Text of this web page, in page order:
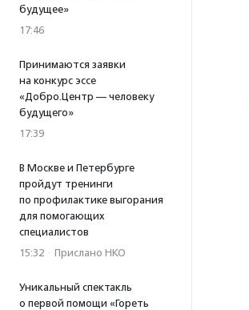
будущее»
17:46
Принимаются заявки
на конкурс эссе
«Добро.Центр — человеку
будущего»
17:39
В Москве и Петербурге
пройдут тренинги
по профилактике выгорания
для помогающих
специалистов
15:32 · Прислано НКО
Уникальный спектакль
о первой помощи «Гореть